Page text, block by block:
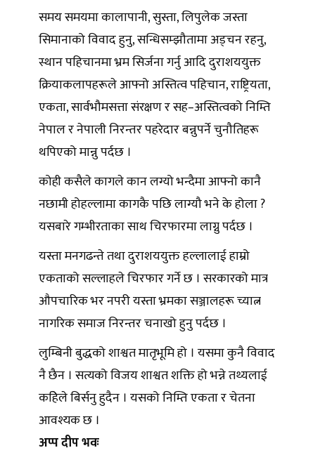
समय समयमा कालापानी, सुस्ता, लिपुलेक जस्ता
सिमानाको विवाद हुनु, सन्धिसम्झौतामा अड्चन रहनु,
स्थान पहिचानमा भ्रम सिर्जना गर्नु आदि दुराशययुक्त
क्रियाकलापहरूले आफ्नो अस्तित्व पहिचान, राष्ट्रियता,
एकता, सार्वभौमसत्ता संरक्षण र सह–अस्तित्वको निम्ति
नेपाल र नेपाली निरन्तर पहरेदार बन्नुपर्ने चुनौतिहरू
थपिएको मान्नु पर्दछ ।
कोही कसैले कागले कान लग्यो भन्दैमा आफ्नो कानै
नछामी होहल्लामा कागकै पछि लाग्यौ भने के होला ?
यसबारे गम्भीरताका साथ चिरफारमा लाग्नु पर्दछ ।
यस्ता मनगढन्ते तथा दुराशययुक्त हल्लालाई हाम्रो
एकताको सल्लाहले चिरफार गर्ने छ । सरकारको मात्र
औपचारिक भर नपरी यस्ता भ्रमका सञ्जालहरू च्यात्न
नागरिक समाज निरन्तर चनाखो हुनु पर्दछ ।
लुम्बिनी बुद्धको शाश्वत मातृभूमि हो । यसमा कुनै विवाद
नै छैन । सत्यको विजय शाश्वत शक्ति हो भन्ने तथ्यलाई
कहिेले बिर्सनु हुदैन । यसको निम्ति एकता र चेतना
आवश्यक छ ।
अप्प दीप भवः